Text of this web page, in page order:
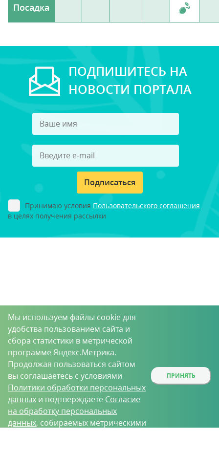
Посадка
ПОДПИШИТЕСЬ НА
НОВОСТИ ПОРТАЛА
Подписаться
Принимаю условия Пользовательского соглашения
в целях получения рассылки
Мы используем файлы cookie для
удобства пользованием сайта и
сбора статистики в метрической
программе Яндекс.Метрика.
Продолжая пользоваться сайтом
вы соглашаетесь с условиями
Политики обработки персональных
данных и подтверждаете Согласие
на обработку персональных
данных, собираемых метрическими
ПРИНЯТЬ